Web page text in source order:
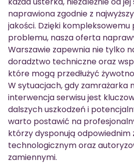
naprawiona zgodnie z
jakości. Dzięki kompleksowemu
problemu, nasza oferta
Warszawie zapewnia nie tylko
doradztwo techniczne oraz
które mogą przedłużyć
W sytuacjach, gdy zamrażarka
interwencja serwisu jest
dalszych uszkodzeń i
warto postawić na
którzy dysponują odpowiednim
technologicznym oraz
zamiennymi.